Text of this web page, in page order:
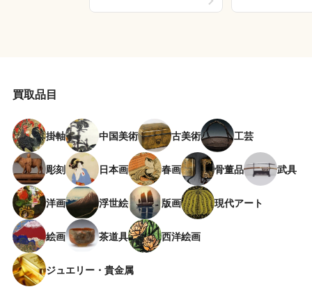
買取品目
掛軸 中国美術 古美術 工芸
彫刻 日本画 春画 骨董品 武具
洋画 浮世絵 版画 現代アート
絵画 茶道具 西洋絵画
ジュエリー・貴金属